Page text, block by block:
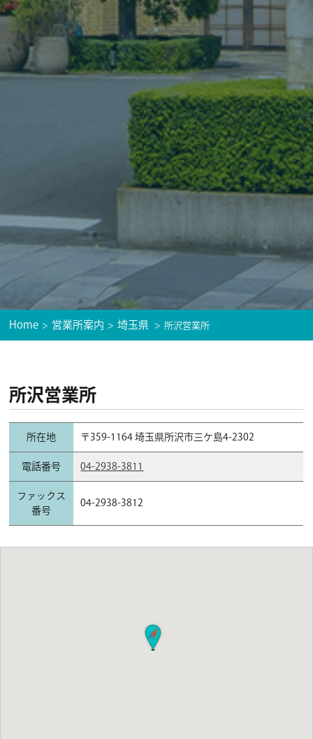
Home 営業所案内 埼玉県 所沢営業所
所沢営業所
所在地 〒359-1164 埼玉県所沢市三ケ島4-2302
電話番号 04-2938-3811
ファックス
番号
04-2938-3812